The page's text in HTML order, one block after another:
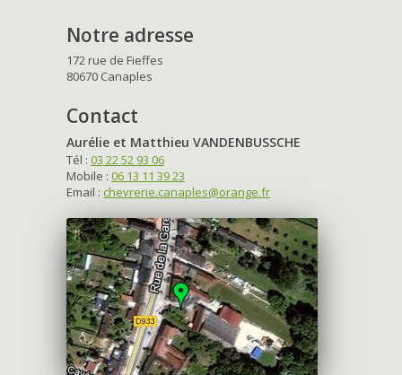
Notre adresse
172 rue de Fieffes
80670 Canaples
Contact
Aurélie et Matthieu VANDENBUSSCHE
Tél : 03 22 52 93 06
Mobile : 06 13 11 39 23
Email : chevrerie.canaples@orange.fr